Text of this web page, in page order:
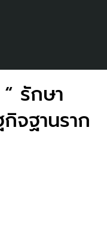
รักษา
จฐานราก